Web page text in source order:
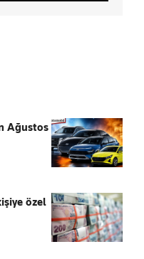
Ağustos
özel